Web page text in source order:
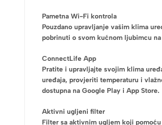
Pametna Wi-Fi kontrola
Pouzdano upravljanje vašim klima
pobrinuti o svom kućnom ljubimcu
ConnectLife App
Pratite i upravljajte svojim klima
uređaja, provjeriti temperaturu i
dostupna na Google Play i App Store.
Aktivni ugljeni filter
Filter sa aktivnim ugljem koji